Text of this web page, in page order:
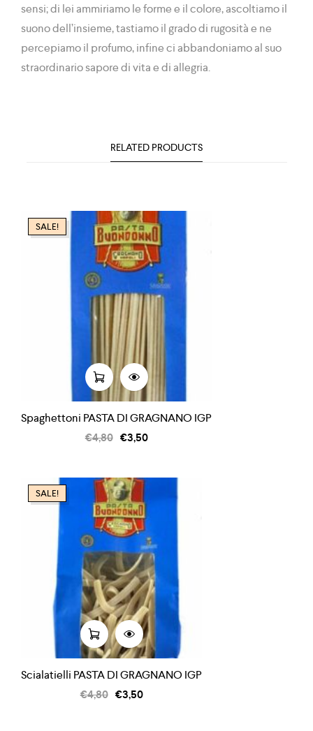
sensi; di lei ammiriamo le forme e il colore, ascoltiamo il
suono dell’insieme, tastiamo il grado di rugosità e ne
percepiamo il profumo, infine ci abbandoniamo al suo
straordinario sapore di vita e di allegria.
RELATED PRODUCTS
SALE!
Spaghettoni PASTA DI GRAGNANO IGP
€4,80 €3,50
SALE!
Scialatielli PASTA DI GRAGNANO IGP
€4,80 €3,50